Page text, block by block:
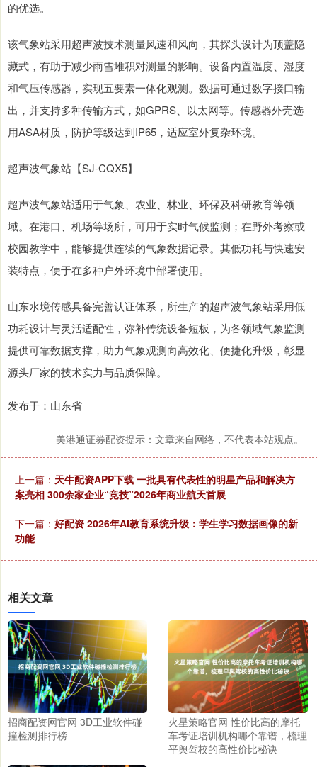
的优选。
该气象站采用超声波技术测量风速和风向，其探头设计为顶盖隐
藏式，有助于减少雨雪堆积对测量的影响。设备内置温度、湿度
和气压传感器，实现五要素一体化观测。数据可通过数字接口输
出，并支持多种传输方式，如GPRS、以太网等。传感器外壳选
用ASA材质，防护等级达到IP65，适应室外复杂环境。
超声波气象站【SJ-CQX5】
超声波气象站适用于气象、农业、林业、环保及科研教育等领
域。在港口、机场等场所，可用于实时气候监测；在野外考察或
校园教学中，能够提供连续的气象数据记录。其低功耗与快速安
装特点，便于在多种户外环境中部署使用。
山东水境传感具备完善认证体系，所生产的超声波气象站采用低
功耗设计与灵活适配性，弥补传统设备短板，为各领域气象监测
提供可靠数据支撑，助力气象观测向高效化、便捷化升级，彰显
源头厂家的技术实力与品质保障。
发布于：山东省
美港通证券配资提示：文章来自网络，不代表本站观点。
上一篇： 天牛配资APP下载 一批具有代表性的明星产品和解决方
案亮相 300余家企业“竞技”2026年商业航天首展
下一篇： 好配资 2026年AI教育系统升级：学生学习数据画像的新
功能
相关文章
招商配资网官网 3D工业软件碰
撞检测排行榜
火星策略官网 性价比高的摩托
车考证培训机构哪个靠谱，梳理
平舆驾校的高性价比秘诀